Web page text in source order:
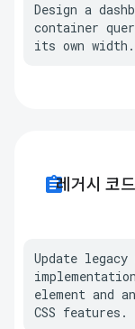
Design a
container
its own width.
assignment레거시 코
Update legacy
element and
CSS features.